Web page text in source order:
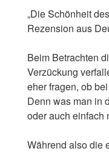
„Die Schönheit
Rezension aus
Beim Betrachten
Verzückung
eher fragen, ob
Denn was man in
oder auch einfach
Während also die